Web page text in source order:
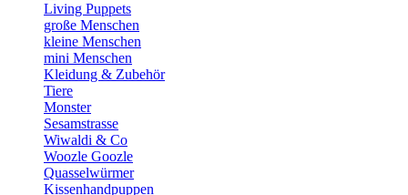
Living Puppets
große Menschen
kleine Menschen
mini Menschen
Kleidung & Zubehör
Tiere
Monster
Sesamstrasse
Wiwaldi & Co
Woozle Goozle
Quasselwürmer
Kissenhandpuppen